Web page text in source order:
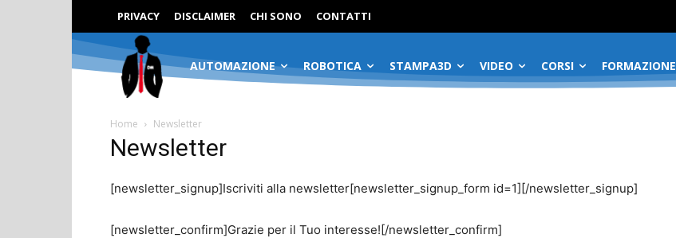
PRIVACY DISCLAIMER CHI SONO CONTATTI
AUTOMAZIONE ROBOTICA STAMPA3D VIDEO CORSI FORMAZIONE
Home Newsletter
Newsletter
[newsletter_signup]Iscriviti alla newsletter[newsletter_signup_form id=1][/newsletter_signup]
[newsletter_confirm]Grazie per il Tuo interesse![/newsletter_confirm]